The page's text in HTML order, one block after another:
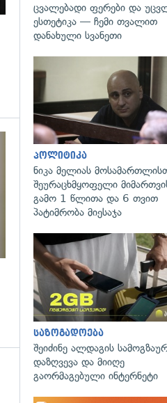
გადახედვა
ცვალებადი ფერები და
ესთეტიკა — ჩემი თვალით
დანახული სვანეთი
პოლიტიკა
ნიკა მელიას
შეურაცხმყოფელი
გამო 1 წლითა და 6 თვით
პატიმრობა მიესაჯა
საზოგადოება
შეიძინე ალდაგის
დაზღვევა და მიიღე
გაორმაგებული ინტერნეტი